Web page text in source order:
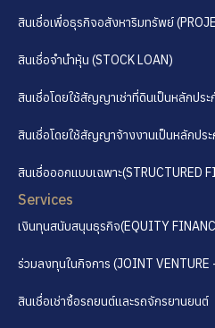
สินเชื่อเพื่อธุรกิจอสังหาริมทรัพย์
สินเชื่อจำนำหุ้น (STOCK LOAN)
สินเชื่อโดยใช้สัญญาเช่าที่ดินเป็นหลักประ
สินเชื่อโดยใช้สัญญาจ้างงานเป็นหลักประ
สินเชื่อออกแบบเฉพาะ(STRUCTURED
Services
เงินทุนสนับสนุนธุรกิจ(EQUITY
ร่วมลงทุนในกิจการ (JOINT VENTURE
สินเชื่อเช่าซื้อรถยนต์และรถจักรยานยนต์